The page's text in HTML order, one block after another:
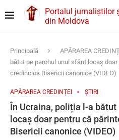
Portalul jurnaliștilor
din Moldova
Principală APĂRAREA
bătut pe parohul unul sfânt locaș
credincios Bisericii canonice (VIDEO)
APĂRAREA CREDINȚEI ȘTIRI
În Ucraina, poliția l-a
locaș doar pentru că
Bisericii canonice (VIDEO)